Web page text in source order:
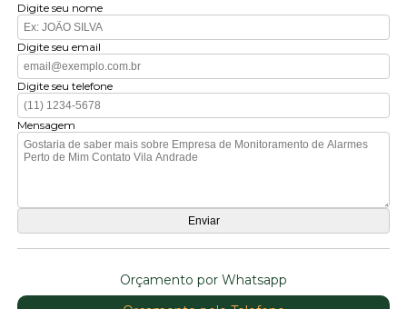
Digite seu nome
Digite seu email
Digite seu telefone
Mensagem
Orçamento por Whatsapp